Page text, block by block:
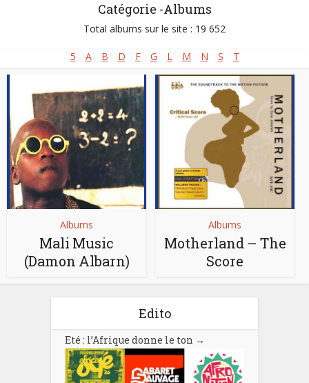
Catégorie -Albums
Total albums sur le site : 19 652
5 A B D F G L M N S T
Albums
Mali Music
(Damon Albarn)
Albums
Motherland – The
Score
Edito
Eté : l’Afrique donne le ton →